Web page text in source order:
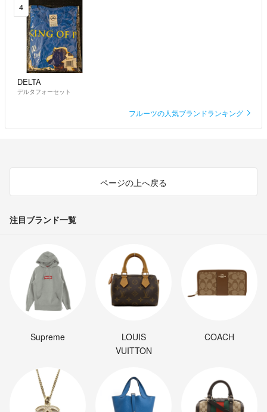
4
DELTA
デルタフォーセット
フルーツの人気ブランドランキング
ページの上へ戻る
注目ブランド一覧
Supreme
LOUIS
VUITTON
COACH